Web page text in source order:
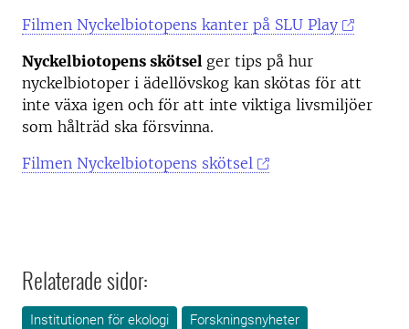
Filmen Nyckelbiotopens kanter på SLU Play
Nyckelbiotopens skötsel ger tips på hur
nyckelbiotoper i ädellövskog kan skötas för att
inte växa igen och för att inte viktiga livsmiljöer
som hålträd ska försvinna.
Filmen Nyckelbiotopens skötsel
Relaterade sidor:
Institutionen för ekologi Forskningsnyheter